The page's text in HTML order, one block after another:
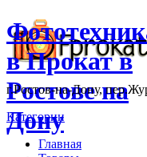
в Прокат в
Ростове на
Дону
г.Ростов-на-Дону,
Категории
Главная